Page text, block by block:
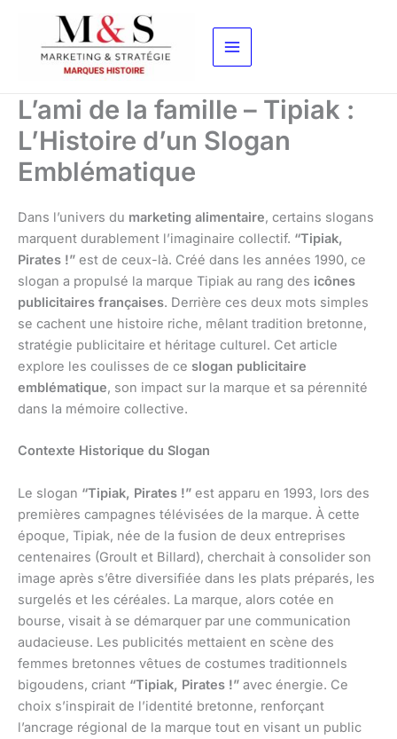
contenu
L’ami de la famille – Tipiak :
L’Histoire d’un Slogan
Emblématique
Dans l’univers du marketing alimentaire, certains slogans
marquent durablement l’imaginaire collectif. “Tipiak,
Pirates !” est de ceux-là. Créé dans les années 1990, ce
slogan a propulsé la marque Tipiak au rang des icônes
publicitaires françaises. Derrière ces deux mots simples
se cachent une histoire riche, mêlant tradition bretonne,
stratégie publicitaire et héritage culturel. Cet article
explore les coulisses de ce slogan publicitaire
emblématique, son impact sur la marque et sa pérennité
dans la mémoire collective.
Contexte Historique du Slogan
Le slogan “Tipiak, Pirates !” est apparu en 1993, lors des
premières campagnes télévisées de la marque. À cette
époque, Tipiak, née de la fusion de deux entreprises
centenaires (Groult et Billard), cherchait à consolider son
image après s’être diversifiée dans les plats préparés, les
surgelés et les céréales. La marque, alors cotée en
bourse, visait à se démarquer par une communication
audacieuse. Les publicités mettaient en scène des
femmes bretonnes vêtues de costumes traditionnels
bigoudens, criant “Tipiak, Pirates !” avec énergie. Ce
choix s’inspirait de l’identité bretonne, renforçant
l’ancrage régional de la marque tout en visant un public